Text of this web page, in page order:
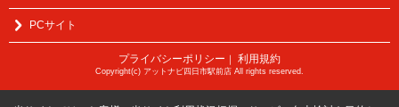
PCサイト
プライバシーポリシー 利用規約
Copyright(c) アットナビ四日市駅前店 All rights reserved.